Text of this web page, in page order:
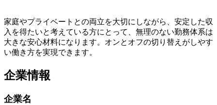
家庭やプライベートとの両立を大切にしながら、安定した収
入を得たいと考えている方にとって、無理のない勤務体系は
大きな安心材料になります。オンとオフの切り替えがしやす
い働き方を実現できます。
企業情報
企業名